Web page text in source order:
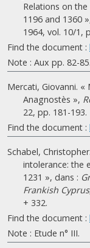
Relations on
1196 and 1360
1964, vol. 10/1,
Find the document :
Note : Aux pp. 82-85.
Mercati, Giovanni. «
Anagnostès »,
22, pp. 181-193.
Find the document :
Schabel,
intolerance: the
1231 », dans :
Frankish Cyprus
+ 332.
Find the document :
Note : Etude n° III.